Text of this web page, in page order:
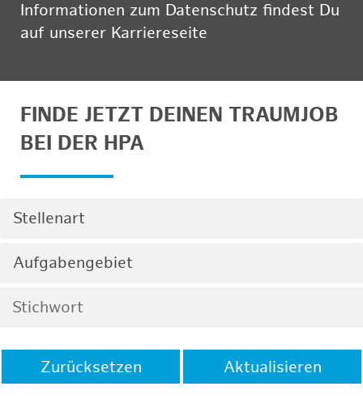
Informationen zum Datenschutz findest Du
auf unserer Karriereseite
FINDE JETZT DEINEN TRAUMJOB
BEI DER HPA
Stellenart
Aufgabengebiet
Zurücksetzen Aktualisieren